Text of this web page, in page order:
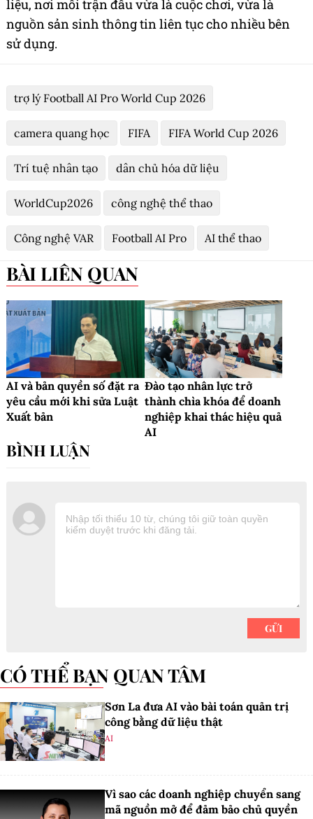
liệu, nơi mỗi trận đấu vừa là cuộc chơi, vừa là
nguồn sản sinh thông tin liên tục cho nhiều bên
sử dụng.
trợ lý Football AI Pro World Cup 2026
camera quang học FIFA FIFA World Cup 2026
Trí tuệ nhân tạo dân chủ hóa dữ liệu
WorldCup2026 công nghệ thể thao
Công nghệ VAR Football AI Pro AI thể thao
BÀI LIÊN QUAN
AI và bản quyền số đặt ra
yêu cầu mới khi sửa Luật
Xuất bản
Đào tạo nhân lực trở
thành chìa khóa để doanh
nghiệp khai thác hiệu quả
AI
CÓ THỂ BẠN QUAN TÂM
Sơn La đưa AI vào bài toán quản trị
công bằng dữ liệu thật
AI
Vì sao các doanh nghiệp chuyển sang
mã nguồn mở để đảm bảo chủ quyền